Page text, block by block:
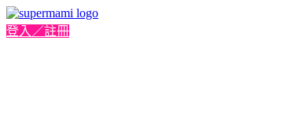
登入／註冊